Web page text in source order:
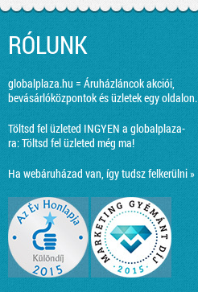
RÓLUNK
globalplaza.hu = Áruházláncok akciói,
bevásárlóközpontok és üzletek egy oldalon.
Töltsd fel üzleted INGYEN a globalplaza-
ra:Töltsd fel üzleted még ma!
Ha webáruházad van, így tudsz felkerülni »